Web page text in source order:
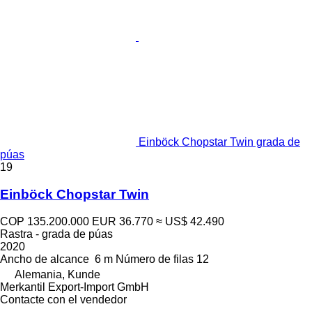
Einböck Chopstar Twin grada de
púas
19
Einböck Chopstar Twin
COP 135.200.000 EUR 36.770 ≈ US$ 42.490
Rastra - grada de púas
2020
Ancho de alcance 6 m Número de filas 12
Alemania, Kunde
Merkantil Export-Import GmbH
Contacte con el vendedor